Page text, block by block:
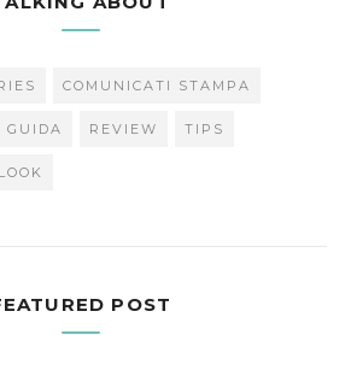
COMUNICATI STAMPA
GUIDA REVIEW TIPS
LOOK
POST